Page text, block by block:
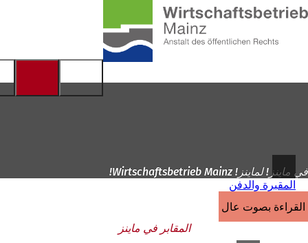
إلى
الصفحة
في ماينز! لماينز! Wirtschaftsbetrieb Mainz!
المقبرة والدفن
القراءة بصوت عالٍ
المقابر في ماينز